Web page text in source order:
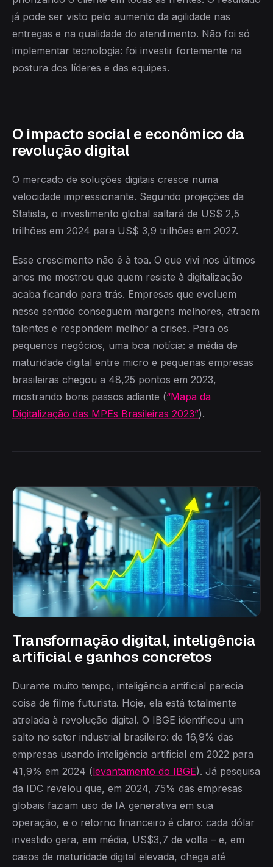
já pode ser visto pelo aumento da agilidade nas
entregas e na qualidade do atendimento. Não foi só
implementar tecnologia: foi investir fortemente na
postura dos líderes e das equipes.
O impacto social e econômico da
revolução digital
O mercado de soluções digitais cresce numa
velocidade impressionante. Segundo projeções da
Statista, o investimento global saltará de US$ 2,5
trilhões em 2024 para US$ 3,9 trilhões em 2027.
Esse crescimento não é à toa. O que vivi nos últimos
anos me mostrou que quem resiste à digitalização
acaba ficando para trás. Empresas que evoluem
nesse sentido conseguem margens melhores, atraem
talentos e respondem melhor a crises. Para os
pequenos negócios, uma boa notícia: a média de
maturidade digital entre micro e pequenas empresas
brasileiras chegou a 48,25 pontos em 2023,
mostrando bons passos adiante (“Mapa da
Digitalização das MPEs Brasileiras 2023”).
Transformação digital, inteligência
artificial e ganhos concretos
Durante muito tempo, inteligência artificial parecia
coisa de filme futurista. Hoje, ela está totalmente
atrelada à revolução digital. O IBGE identificou um
salto no setor industrial brasileiro: de 16,9% das
empresas usando inteligência artificial em 2022 para
41,9% em 2024 (levantamento do IBGE). Já pesquisa
da IDC revelou que, em 2024, 75% das empresas
globais faziam uso de IA generativa em sua
operação, e o retorno financeiro é claro: cada dólar
investido gera, em média, US$3,7 de volta – e, em
casos de maturidade digital elevada, chega até